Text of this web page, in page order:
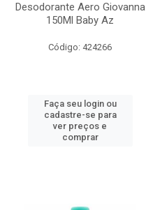
Desodorante Aero Giovanna
150Ml Baby Az
Código: 424266
Faça seu login ou
cadastre-se para
ver preços e
comprar